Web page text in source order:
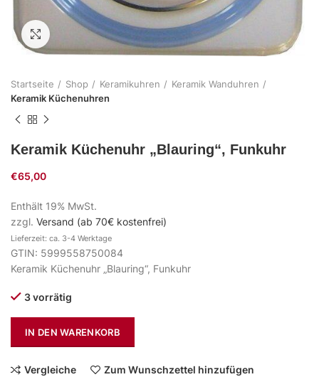
Zum Vergrößern klicken
Startseite Shop Keramikuhren
Keramik Wanduhren
Keramik Küchenuhren
Keramik Küchenuhr „Blauring“, Funkuhr
€65,00
Enthält 19% MwSt.
zzgl. Versand (ab 70€ kostenfrei)
Lieferzeit: ca. 3-4 Werktage
GTIN: 5999558750084
Keramik Küchenuhr „Blauring“, Funkuhr
3 vorrätig
IN DEN WARENKORB
Vergleiche Zum Wunschzettel hinzufügen